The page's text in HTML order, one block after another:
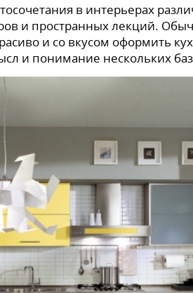
в интерьерах
и пространных лекций.
и со вкусом оформить
и понимание нескольких